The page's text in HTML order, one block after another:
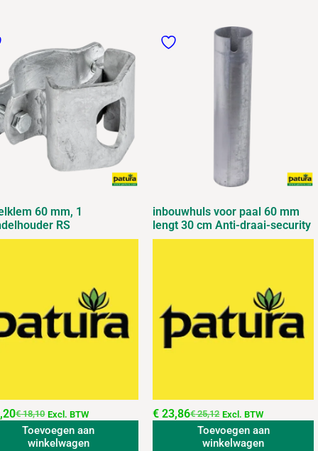
60 mm, 1
RS
€18,10 Excl. BTW
Toevoegen aan
winkelwagen
inbouwhuls voor paal 60 mm
lengt 30 cm Anti-draai-security
€25,12
€ 23,86 Excl. BTW
Toevoegen aan
winkelwagen